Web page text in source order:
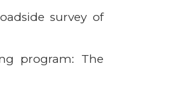
survey of
program: The